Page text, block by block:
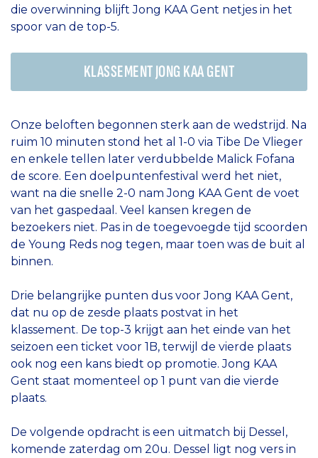
die overwinning blijft Jong KAA Gent netjes in het
spoor van de top-5.
KLASSEMENT JONG KAA GENT
Onze beloften begonnen sterk aan de wedstrijd. Na
ruim 10 minuten stond het al 1-0 via Tibe De Vlieger
en enkele tellen later verdubbelde Malick Fofana
de score. Een doelpuntenfestival werd het niet,
want na die snelle 2-0 nam Jong KAA Gent de voet
van het gaspedaal. Veel kansen kregen de
bezoekers niet. Pas in de toegevoegde tijd scoorden
de Young Reds nog tegen, maar toen was de buit al
binnen.
Drie belangrijke punten dus voor Jong KAA Gent,
dat nu op de zesde plaats postvat in het
klassement. De top-3 krijgt aan het einde van het
seizoen een ticket voor 1B, terwijl de vierde plaats
ook nog een kans biedt op promotie. Jong KAA
Gent staat momenteel op 1 punt van die vierde
plaats.
De volgende opdracht is een uitmatch bij Dessel,
komende zaterdag om 20u. Dessel ligt nog vers in